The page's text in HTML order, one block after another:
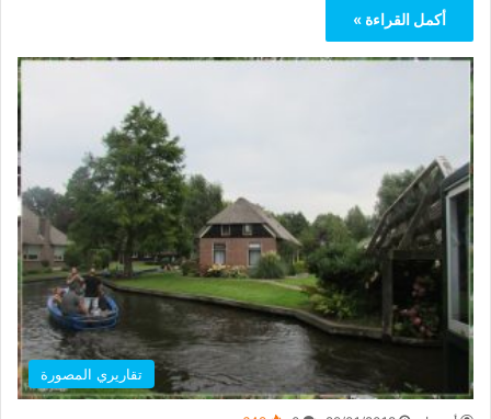
أكمل القراءة »
تقاريري المصورة